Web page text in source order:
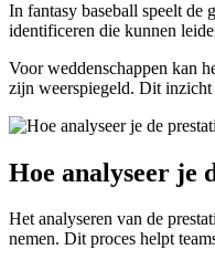
In fantasy baseball speelt de
identificeren die kunnen
Voor weddenschappen kan
zijn weerspiegeld. Dit inzicht
Hoe analyseer je
Het analyseren van de
nemen. Dit proces helpt